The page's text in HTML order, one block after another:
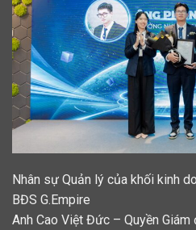
Nhân sự Quản lý của khối kinh
BĐS G.Empire
Anh Cao Việt Đức – Quyền